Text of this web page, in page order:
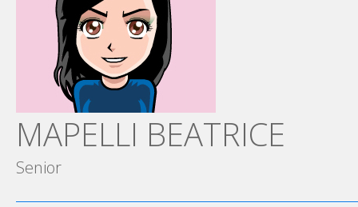
MAPELLI BEATRICE
Senior